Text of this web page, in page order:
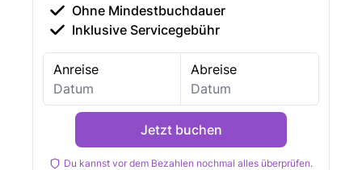
Ohne Mindestbuchdauer
Inklusive Servicegebühr
Anreise Abreise
Jetzt buchen
Du kannst vor dem Bezahlen nochmal alles überprüfen.